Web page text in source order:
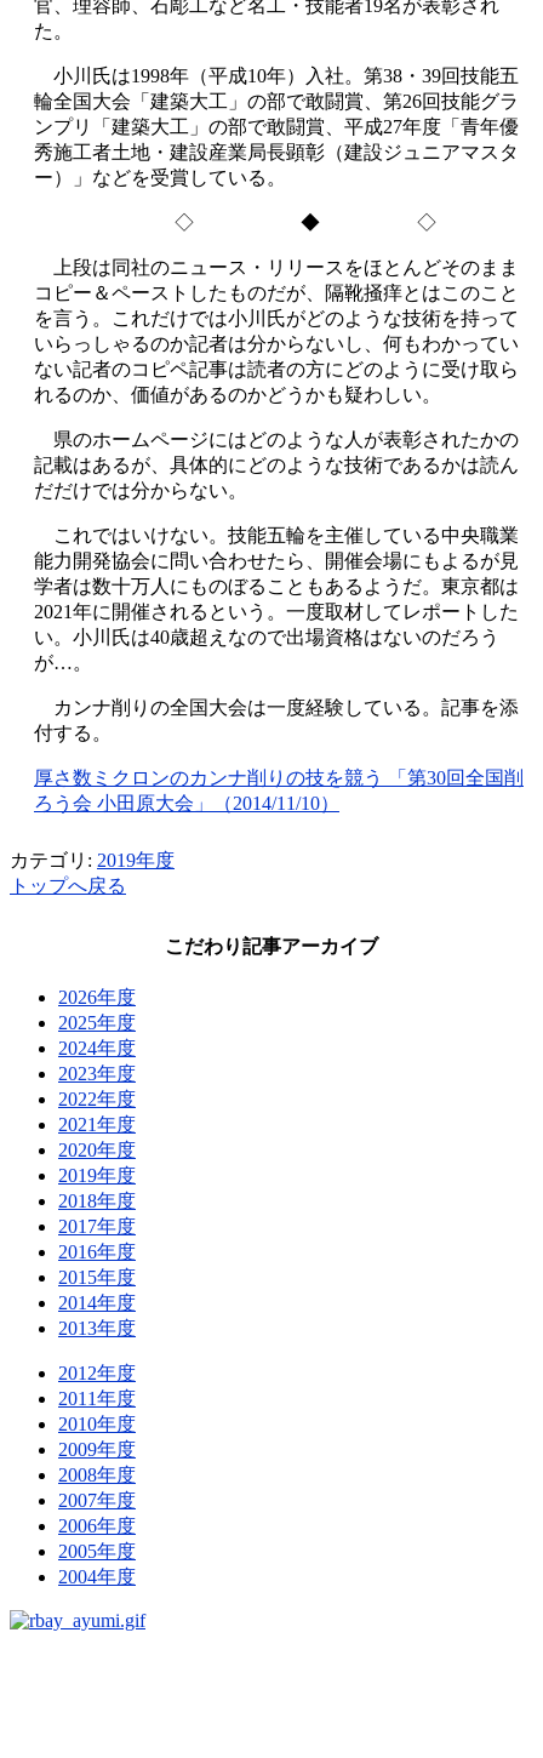
官、理容師、石彫工など名工・技能者19名が表彰され
た。
小川氏は1998年（平成10年）入社。第38・39回技能五
輪全国大会「建築大工」の部で敢闘賞、第26回技能グラ
ンプリ「建築大工」の部で敢闘賞、平成27年度「青年優
秀施工者土地・建設産業局長顕彰（建設ジュニアマスタ
ー）」などを受賞している。
◇ ◆ ◇
上段は同社のニュース・リリースをほとんどそのまま
コピー＆ペーストしたものだが、隔靴掻痒とはこのこと
を言う。これだけでは小川氏がどのような技術を持って
いらっしゃるのか記者は分からないし、何もわかってい
ない記者のコピペ記事は読者の方にどのように受け取ら
れるのか、価値があるのかどうかも疑わしい。
県のホームページにはどのような人が表彰されたかの
記載はあるが、具体的にどのような技術であるかは読ん
だだけでは分からない。
これではいけない。技能五輪を主催している中央職業
能力開発協会に問い合わせたら、開催会場にもよるが見
学者は数十万人にものぼることもあるようだ。東京都は
2021年に開催されるという。一度取材してレポートした
い。小川氏は40歳超えなので出場資格はないのだろう
が…。
カンナ削りの全国大会は一度経験している。記事を添
付する。
厚さ数ミクロンのカンナ削りの技を競う 「第30回全国削
ろう会 小田原大会」（2014/11/10）
カテゴリ: 2019年度
トップへ戻る
こだわり記事アーカイブ
2026年度
2025年度
2024年度
2023年度
2022年度
2021年度
2020年度
2019年度
2018年度
2017年度
2016年度
2015年度
2014年度
2013年度
2012年度
2011年度
2010年度
2009年度
2008年度
2007年度
2006年度
2005年度
2004年度